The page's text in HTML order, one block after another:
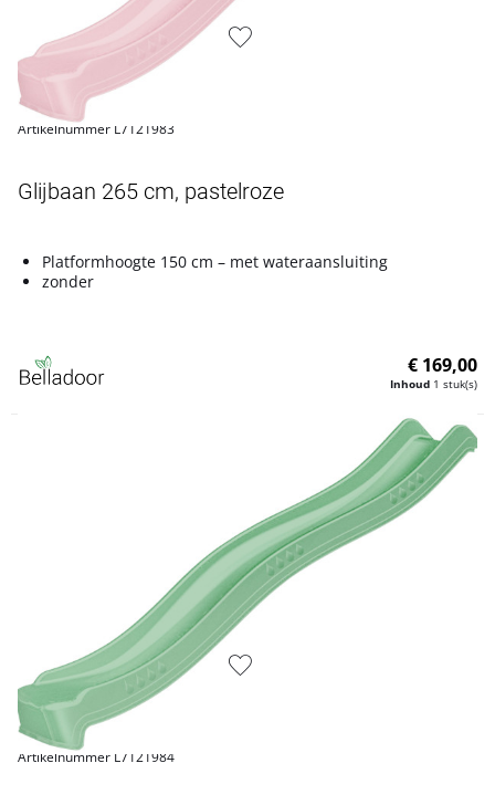
Artikelnummer L7121983
Glijbaan 265 cm, pastelroze
Platformhoogte 150 cm – met wateraansluiting
zonder
Inhoud 1 stuk(s)
€ 169,00
Artikelnummer L7121984